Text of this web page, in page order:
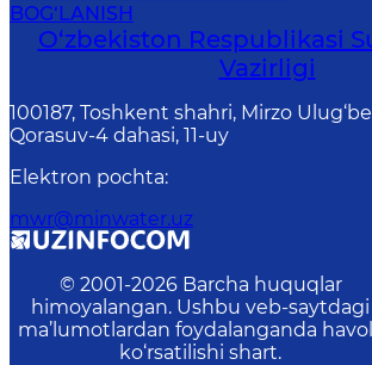
BOG‘LANISH
O‘zbekiston Respublikasi
Vazirligi
100187, Toshkent shahri, Mirzo
Qorasuv-4 dahasi, 11-uy
Elektron pochta:
mwr@minwater.uz
© 2001-2026 Barcha huquqlar
himoyalangan. Ushbu veb-saytdagi
ma’lumotlardan foydalanganda
ko‘rsatilishi shart.